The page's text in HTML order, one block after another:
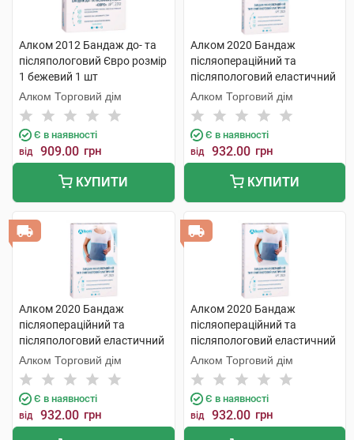
Алком 2012 Бандаж до- та
післяпологовий Євро розмір
1 бежевий 1 шт
Алком Торговий дім
Є в наявності
від 909.00 грн
КУПИТИ
Алком 2020 Бандаж
післяопераційний та
післяпологовий еластичний
розмір 3 1 шт
Алком Торговий дім
Є в наявності
від 932.00 грн
КУПИТИ
Алком 2020 Бандаж
післяопераційний та
післяпологовий еластичний
розмір 4 1 шт
Алком Торговий дім
Є в наявності
від 932.00 грн
Алком 2020 Бандаж
післяопераційний та
післяпологовий еластичний
розмір 2 1 шт
Алком Торговий дім
Є в наявності
від 932.00 грн